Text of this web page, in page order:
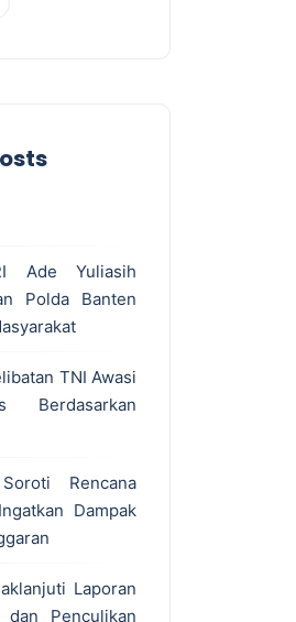
Ade Yuliasih
Polda Banten
TNI Awasi
Berdasarkan
Rencana
Dampak
Laporan
dan Penculikan